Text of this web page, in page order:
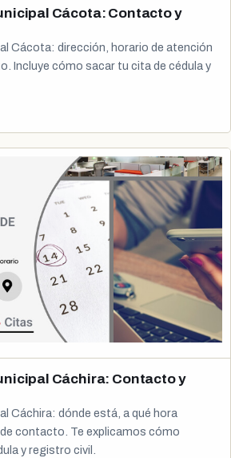
Cácota: Contacto y
Cácota: dirección, horario de atención
Incluye cómo sacar tu cita de cédula y
Cáchira: Contacto y
Cáchira: dónde está, a qué hora
contacto. Te explicamos cómo
y registro civil.